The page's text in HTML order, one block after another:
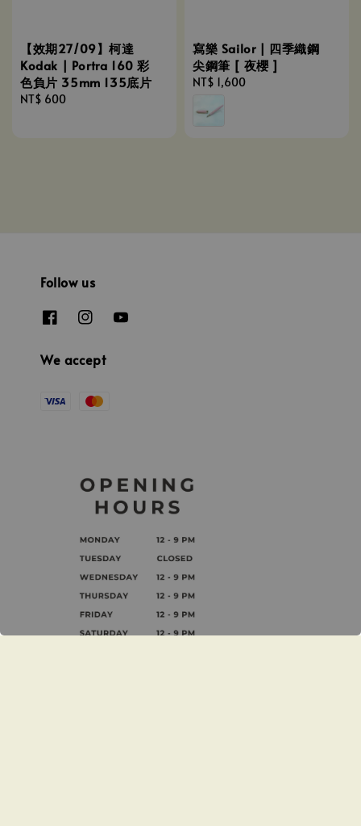
【效期27/09】柯達
Kodak | Portra 160 彩
色負片 35mm 135底片
Regular
NT$ 600
寫樂 Sailor | 四季織鋼
尖鋼筆 [ 夜櫻 ]
Regular
NT$ 1,600
Follow us
We accept